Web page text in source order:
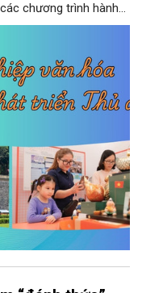
chương trình hành
trị về giáo dục -
đồng chí Nguyễn
vụ, giải pháp đồng
lực con người, khơi
sự phát triển bền